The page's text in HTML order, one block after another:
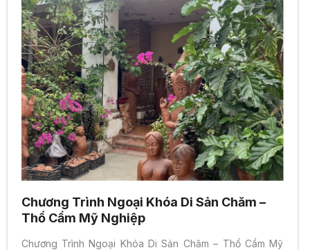
Chương Trình Ngoại Khóa Di Sản Chăm –
Thổ Cẩm Mỹ Nghiệp
Chương Trình Ngoại Khóa Di Sản Chăm – Thổ Cẩm Mỹ